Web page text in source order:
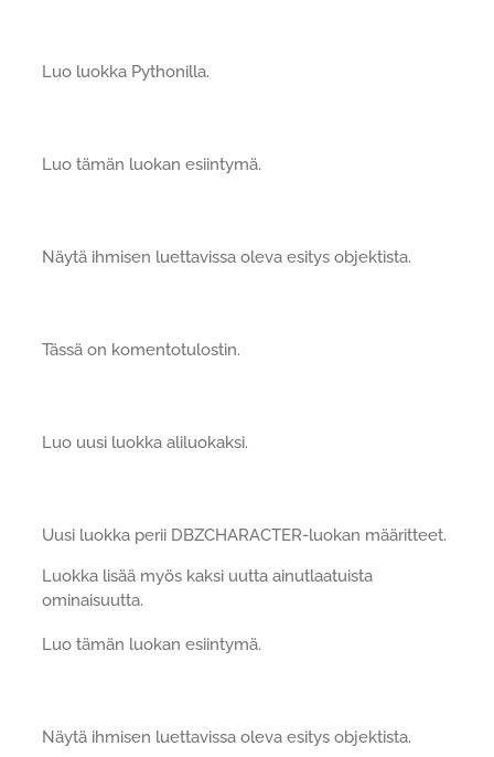
Luo luokka Pythonilla.
Luo tämän luokan esiintymä.
Näytä ihmisen luettavissa oleva esitys objektista.
Tässä on komentotulostin.
Luo uusi luokka aliluokaksi.
Uusi luokka perii DBZCHARACTER-luokan määritteet.
Luokka lisää myös kaksi uutta ainutlaatuista
ominaisuutta.
Luo tämän luokan esiintymä.
Näytä ihmisen luettavissa oleva esitys objektista.